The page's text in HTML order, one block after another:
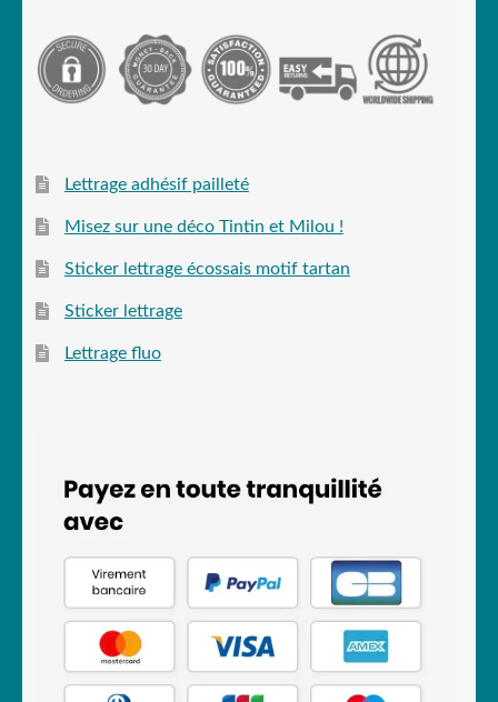
Lettrage adhésif pailleté
Misez sur une déco Tintin et Milou !
Sticker lettrage écossais motif tartan
Sticker lettrage
Lettrage fluo